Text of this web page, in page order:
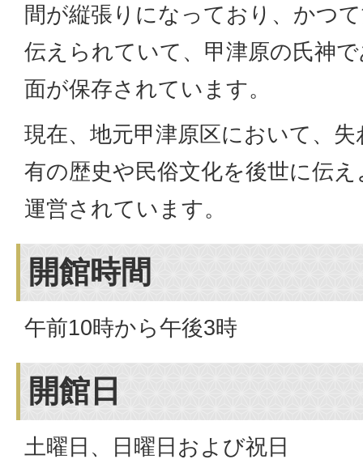
間が縦張りになっており、かつ
伝えられていて、甲津原の氏神
面が保存されています。
現在、地元甲津原区において、
有の歴史や民俗文化を後世に伝
運営されています。
開館時間
午前10時から午後3時
開館日
土曜日、日曜日および祝日